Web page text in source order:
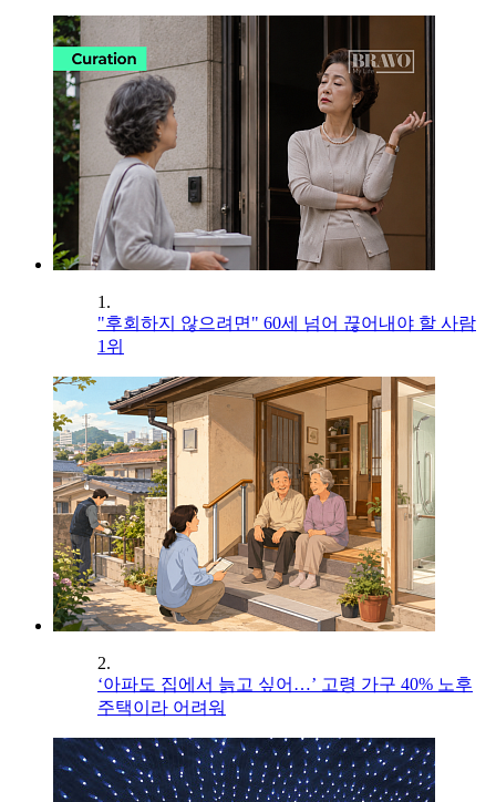
1.
"후회하지 않으려면" 60세 넘어 끊어내야 할 사람
1위
2.
‘아파도 집에서 늙고 싶어…’ 고령 가구 40% 노후
주택이라 어려워